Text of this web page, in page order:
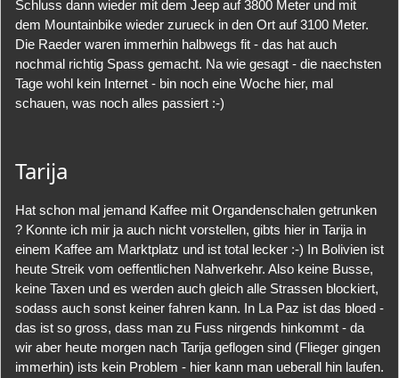
Schluss dann wieder mit dem Jeep auf 3800 Meter und mit
dem Mountainbike wieder zurueck in den Ort auf 3100 Meter.
Die Raeder waren immerhin halbwegs fit - das hat auch
nochmal richtig Spass gemacht. Na wie gesagt - die naechsten
Tage wohl kein Internet - bin noch eine Woche hier, mal
schauen, was noch alles passiert :-)
Tarija
Hat schon mal jemand Kaffee mit Organdenschalen getrunken
? Konnte ich mir ja auch nicht vorstellen, gibts hier in Tarija in
einem Kaffee am Marktplatz und ist total lecker :-) In Bolivien ist
heute Streik vom oeffentlichen Nahverkehr. Also keine Busse,
keine Taxen und es werden auch gleich alle Strassen blockiert,
sodass auch sonst keiner fahren kann. In La Paz ist das bloed -
das ist so gross, dass man zu Fuss nirgends hinkommt - da
wir aber heute morgen nach Tarija geflogen sind (Flieger gingen
immerhin) ists kein Problem - hier kann man ueberall hin laufen.